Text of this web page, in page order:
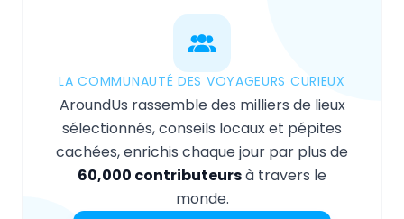
LA COMMUNAUTÉ DES VOYAGEURS CURIEUX
AroundUs rassemble des milliers de lieux
sélectionnés, conseils locaux et pépites
cachées, enrichis chaque jour par plus de
60,000 contributeursà travers le
monde.